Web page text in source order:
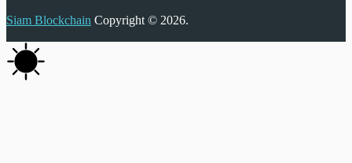
Siam Blockchain Copyright © 2026.